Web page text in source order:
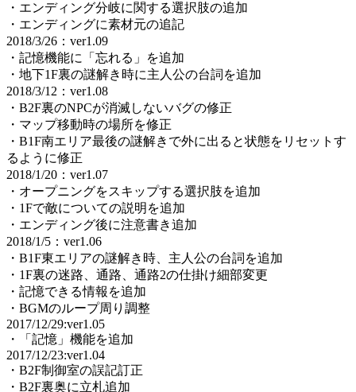
・エンディング分岐に関する選択肢の追加
・エンディングに素材元の追記
2018/3/26：ver1.09
・記憶機能に「忘れる」を追加
・地下1F裏の謎解き時に主人公の台詞を追加
2018/3/12：ver1.08
・B2F裏のNPCが消滅しないバグの修正
・マップ移動時の場所を修正
・B1F南エリア最後の謎解きで外に出ると状態をリセットす
るように修正
2018/1/20：ver1.07
・オープニングをスキップする選択肢を追加
・1Fで敵についての説明を追加
・エンディング後に注意書き追加
2018/1/5：ver1.06
・B1F東エリアの謎解き時、主人公の台詞を追加
・1F裏の迷路、通路、通路2の仕掛け細部変更
・記憶できる情報を追加
・BGMのループ周り調整
2017/12/29:ver1.05
・「記憶」機能を追加
2017/12/23:ver1.04
・B2F制御室の誤記訂正
・B2F裏奥に立札追加